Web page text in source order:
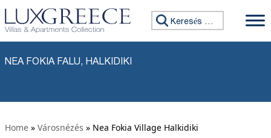
Ugrás a tartalomhoz
Keresés:
NEA FOKIA FALU, HALKIDIKI
Home » Városnézés » Nea Fokia Village Halkidiki